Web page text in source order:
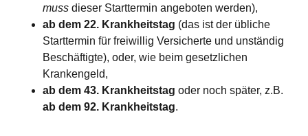
muss dieser Starttermin angeboten werden),
ab dem 22. Krankheitstag (das ist der übliche
Starttermin für freiwillig Versicherte und unständig
Beschäftigte), oder, wie beim gesetzlichen
Krankengeld,
ab dem 43. Krankheitstag oder noch später, z.B.
ab dem 92. Krankheitstag.